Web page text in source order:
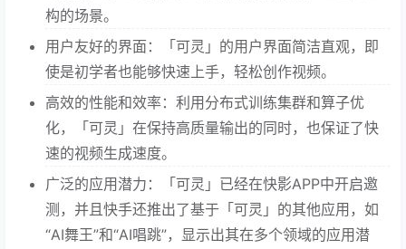
构的场景。
用户友好的界面：「可灵」的用户界面简洁直观，即
使是初学者也能够快速上手，轻松创作视频。
高效的性能和效率：利用分布式训练集群和算子优
化，「可灵」在保持高质量输出的同时，也保证了快
速的视频生成速度。
广泛的应用潜力：「可灵」已经在快影APP中开启邀
测，并且快手还推出了基于「可灵」的其他应用，如
“AI舞王”和“AI唱跳”，显示出其在多个领域的应用潜